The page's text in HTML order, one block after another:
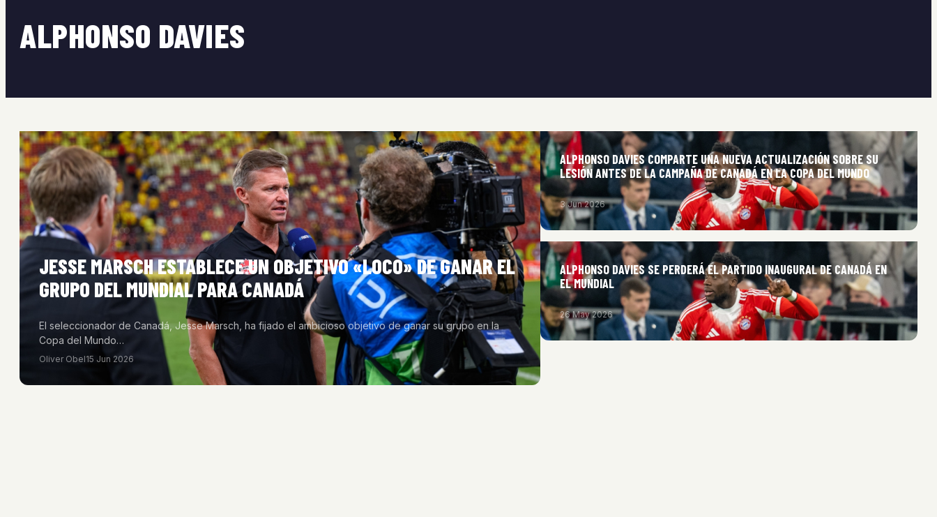
ALPHONSO DAVIES
JESSE MARSCH ESTABLECE UN OBJETIVO «LOCO» DE GANAR EL
GRUPO DEL MUNDIAL PARA CANADÁ
El seleccionador de Canadá, Jesse Marsch, ha fijado el ambicioso objetivo de ganar su grupo en la
Copa del Mundo…
Oliver Obel15 Jun 2026
ALPHONSO DAVIES COMPARTE UNA NUEVA ACTUALIZACIÓN SOBRE SU
LESIÓN ANTES DE LA CAMPAÑA DE CANADÁ EN LA COPA DEL MUNDO
3 Jun 2026
ALPHONSO DAVIES SE PERDERÁ EL PARTIDO INAUGURAL DE CANADÁ EN
EL MUNDIAL
26 May 2026